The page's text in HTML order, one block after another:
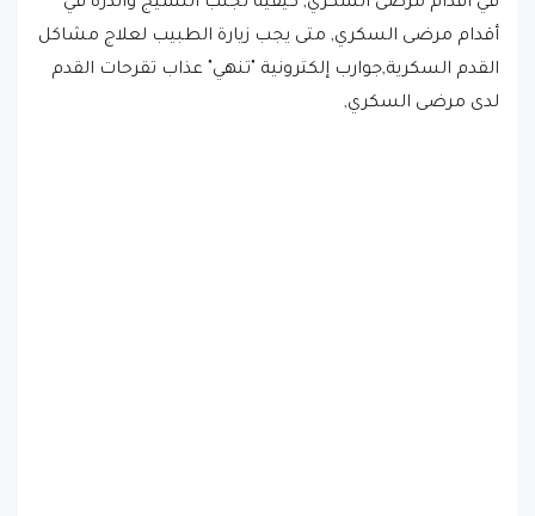
القدم السكرية,جوارب إلكترونية "تنهي" عذاب تقرحات القدم
لدى مرضى السكري,